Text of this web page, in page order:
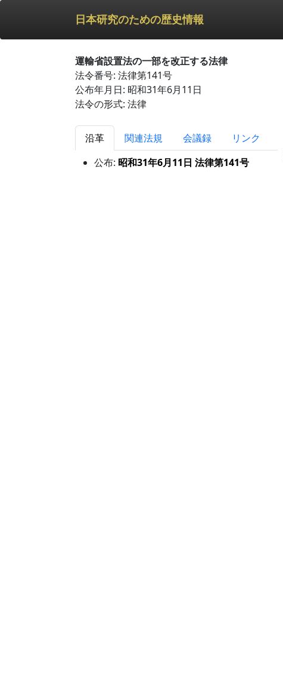
日本研究のための歴史情報
運輸省設置法の一部を改正する法律
法令番号: 法律第141号
公布年月日: 昭和31年6月11日
法令の形式: 法律
沿革 関連法規 会議録
リンク
公布: 昭和31年6月11日 法律第141号